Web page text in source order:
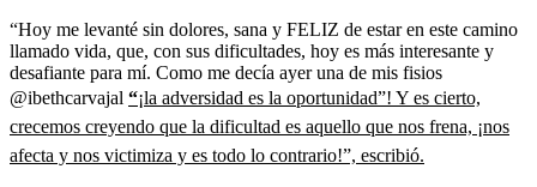
“Hoy me levanté sin dolores, sana y FELIZ de estar en este camino
llamado vida, que, con sus dificultades, hoy es más interesante y
desafiante para mí. Como me decía ayer una de mis fisios
@ibethcarvajal “¡la adversidad es la oportunidad”! Y es cierto,
crecemos creyendo que la dificultad es aquello que nos frena, ¡nos
afecta y nos victimiza y es todo lo contrario!”, escribió.